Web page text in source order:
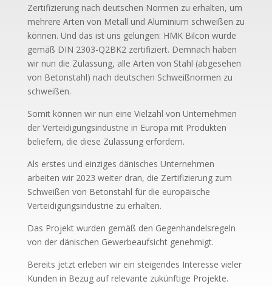
Zertifizierung nach deutschen Normen zu erhalten, um
mehrere Arten von Metall und Aluminium schweißen zu
können. Und das ist uns gelungen: HMK Bilcon wurde
gemäß DIN 2303-Q2BK2 zertifiziert. Demnach haben
wir nun die Zulassung, alle Arten von Stahl (abgesehen
von Betonstahl) nach deutschen Schweißnormen zu
schweißen.
Somit können wir nun eine Vielzahl von Unternehmen
der Verteidigungsindustrie in Europa mit Produkten
beliefern, die diese Zulassung erfordern.
Als erstes und einziges dänisches Unternehmen
arbeiten wir 2023 weiter dran, die Zertifizierung zum
Schweißen von Betonstahl für die europäische
Verteidigungsindustrie zu erhalten.
Das Projekt wurden gemäß den Gegenhandelsregeln
von der dänischen Gewerbeaufsicht genehmigt.
Bereits jetzt erleben wir ein steigendes Interesse vieler
Kunden in Bezug auf relevante zukünftige Projekte.